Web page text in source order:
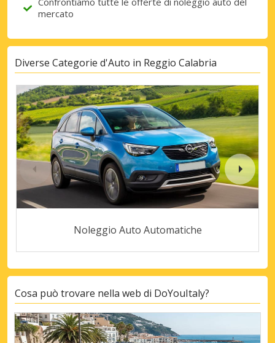
mercato
Diverse Categorie d'Auto in Reggio Calabria
Noleggio Auto Automatiche
Cosa può trovare nella web di DoYouItaly?